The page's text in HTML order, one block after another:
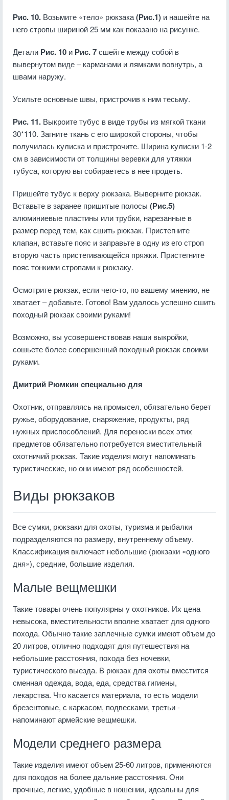
Рис. 10. Возьмите «тело» рюкзака(Рис.1) и нашейте на
него стропы шириной 25 мм как показано на рисунке.
Детали Рис. 10 и Рис. 7сшейте между собой в
вывернутом виде – карманами и лямками вовнутрь, а
швами наружу.
Усильте основные швы, пристрочив к ним тесьму.
Рис. 11. Выкроите тубус в виде трубы из мягкой ткани
30*110. Загните ткань с его широкой стороны, чтобы
получилась кулиска и пристрочите. Ширина кулиски 1-2
см в зависимости от толщины веревки для утяжки
тубуса, которую вы собираетесь в нее продеть.
Пришейте тубус к верху рюкзака. Выверните рюкзак.
Вставьте в заранее пришитые полосы (Рис.5)
алюминиевые пластины или трубки, нарезанные в
размер перед тем, как сшить рюкзак. Пристегните
клапан, вставьте пояс и заправьте в одну из его строп
вторую часть пристегивающейся пряжки. Пристегните
пояс тонкими стропами к рюкзаку.
Осмотрите рюкзак, если чего-то, по вашему мнению, не
хватает – добавьте. Готово! Вам удалось успешно сшить
походный рюкзак своими руками!
Возможно, вы усовершенствовав наши выкройки,
сошьете более совершенный походный рюкзак своими
руками.
Дмитрий Рюмкин специально для
Охотник, отправляясь на промысел, обязательно берет
ружье, оборудование, снаряжение, продукты, ряд
нужных приспособлений. Для переноски всех этих
предметов обязательно потребуется вместительный
охотничий рюкзак. Такие изделия могут напоминать
туристические, но они имеют ряд особенностей.
Виды рюкзаков
Все сумки, рюкзаки для охоты, туризма и рыбалки
подразделяются по размеру, внутреннему объему.
Классификация включает небольшие (рюкзаки «одного
дня»), средние, большие изделия.
Малые вещмешки
Такие товары очень популярны у охотников. Их цена
невысока, вместительности вполне хватает для одного
похода. Обычно такие заплечные сумки имеют объем до
20 литров, отлично подходят для путешествия на
небольшие расстояния, похода без ночевки,
туристического выезда. В рюкзак для охоты вместится
сменная одежда, вода, еда, средства гигиены,
лекарства. Что касается материала, то есть модели
брезентовые, с каркасом, подвесками, третьи -
напоминают армейские вещмешки.
Модели среднего размера
Такие изделия имеют объем 25-60 литров, применяются
для походов на более дальние расстояния. Они
прочные, легкие, удобные в ношении, идеальны для